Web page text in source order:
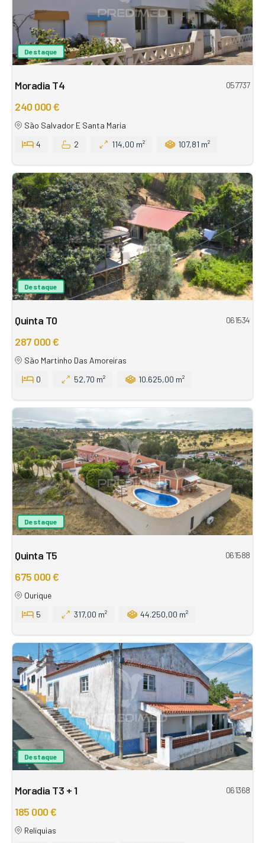
Destaque
Moradia T4 057737
240 000 €
São Salvador E Santa Maria
4
2 114,00 m² 107,81 m²
Destaque
Quinta T0 061534
287 000 €
São Martinho Das Amoreiras
0
52,70 m² 10.625,00 m²
Destaque
Quinta T5 061588
675 000 €
Ourique
5
317,00 m² 44.250,00 m²
Destaque
Moradia T3 + 1 061368
185 000 €
Relíquias